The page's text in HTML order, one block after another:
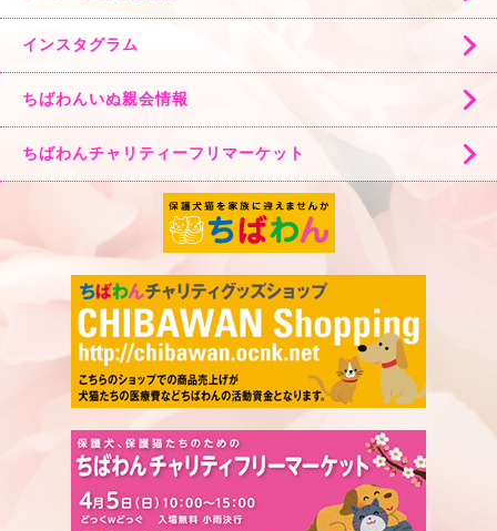
インスタグラム
ちばわんいぬ親会情報
ちばわんチャリティーフリマーケット